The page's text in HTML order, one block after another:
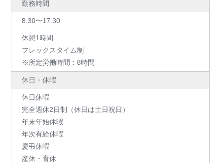
勤務時間
8:30〜17:30
休憩1時間
フレックスタイム制
※所定労働時間：8時間
休日・休暇
休日休暇
完全週休2日制（休日は土日祝日）
年末年始休暇
年次有給休暇
慶弔休暇
産休・育休